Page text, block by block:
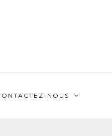
NOUS